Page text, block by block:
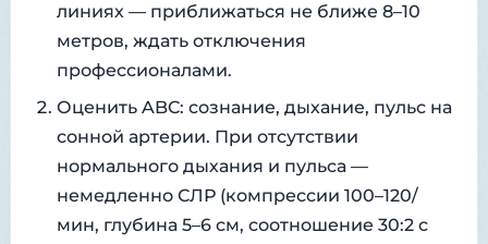
линиях — приближаться не ближе 8–10
метров, ждать отключения
профессионалами.
Оценить ABC: сознание, дыхание, пульс на
сонной артерии. При отсутствии
нормального дыхания и пульса —
немедленно СЛР (компрессии 100–120/
мин, глубина 5–6 см, соотношение 30:2 с